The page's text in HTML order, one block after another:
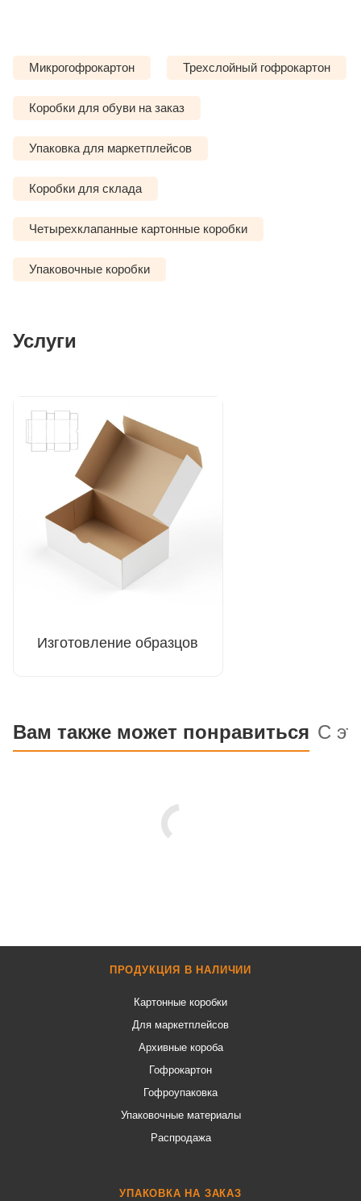
Микрогофрокартон Трехслойный гофрокартон
Коробки для обуви на заказ
Упаковка для маркетплейсов
Коробки для склада
Четырехклапанные картонные коробки
Упаковочные коробки
Услуги
Изготовление образцов
Вам также может понравиться С
ПРОДУКЦИЯ В НАЛИЧИИ
Картонные коробки
Для маркетплейсов
Архивные короба
Гофрокартон
Гофроупаковка
Упаковочные материалы
Распродажа
УПАКОВКА НА ЗАКАЗ